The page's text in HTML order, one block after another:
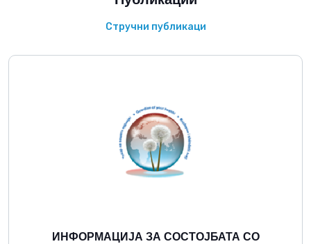
Стручни публикаци
ИНФОРМАЦИЈА ЗА СОСТОЈБАТА СО